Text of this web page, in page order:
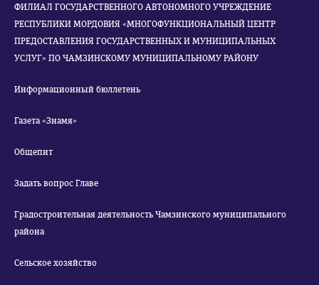
ФИЛИАЛ ГОСУДАРСТВЕННОГО АВТОНОМНОГО УЧРЕЖДЕНИЕ
РЕСПУБЛИКИ МОРДОВИЯ «МНОГОФУНКЦИОНАЛЬНЫЙ ЦЕНТР
ПРЕДОСТАВЛЕНИЯ ГОСУДАРСТВЕННЫХ И МУНИЦИПАЛЬНЫХ
УСЛУГ» ПО ЧАМЗИНСКОМУ МУНИЦИПАЛЬНОМУ РАЙОНУ
Информационный бюллетень
Газета «Знамя»
Общепит
Задать вопрос Главе
Градостроительная деятельность Чамзинского муниципального
района
Сельское хозяйство